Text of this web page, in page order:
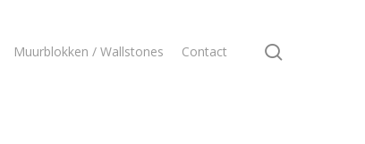
Muurblokken / Wallstones Contact